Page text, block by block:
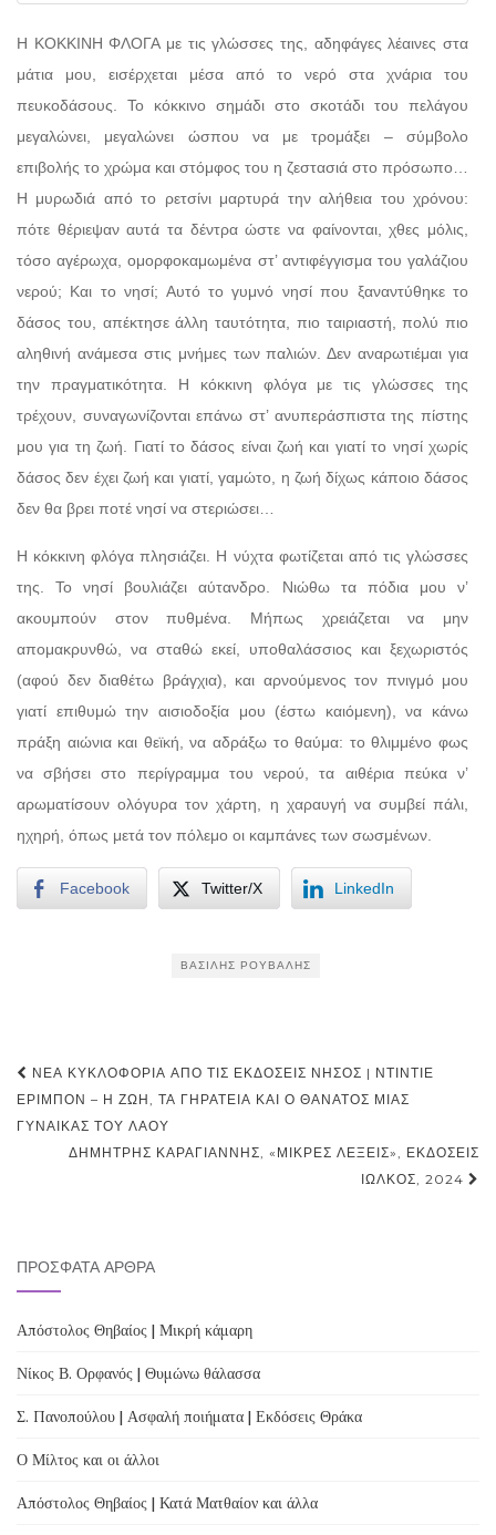
Η ΚΟΚΚΙΝΗ ΦΛΟΓΑ με τις γλώσσες της, αδηφάγες λέαινες στα
μάτια μου, εισέρχεται μέσα από το νερό στα χνάρια του
πευκοδάσους. Το κόκκινο σημάδι στο σκοτάδι του πελάγου
μεγαλώνει, μεγαλώνει ώσπου να με τρομάξει – σύμβολο
επιβολής το χρώμα και στόμφος του η ζεστασιά στο πρόσωπο…
Η μυρωδιά από το ρετσίνι μαρτυρά την αλήθεια του χρόνου:
πότε θέριεψαν αυτά τα δέντρα ώστε να φαίνονται, χθες μόλις,
τόσο αγέρωχα, ομορφοκαμωμένα στ’ αντιφέγγισμα του γαλάζιου
νερού; Και το νησί; Αυτό το γυμνό νησί που ξαναντύθηκε το
δάσος του, απέκτησε άλλη ταυτότητα, πιο ταιριαστή, πολύ πιο
αληθινή ανάμεσα στις μνήμες των παλιών. Δεν αναρωτιέμαι για
την πραγματικότητα. Η κόκκινη φλόγα με τις γλώσσες της
τρέχουν, συναγωνίζονται επάνω στ’ ανυπεράσπιστα της πίστης
μου για τη ζωή. Γιατί το δάσος είναι ζωή και γιατί το νησί χωρίς
δάσος δεν έχει ζωή και γιατί, γαμώτο, η ζωή δίχως κάποιο δάσος
δεν θα βρει ποτέ νησί να στεριώσει…
Η κόκκινη φλόγα πλησιάζει. Η νύχτα φωτίζεται από τις γλώσσες
της. Το νησί βουλιάζει αύτανδρο. Νιώθω τα πόδια μου ν’
ακουμπούν στον πυθμένα. Μήπως χρειάζεται να μην
απομακρυνθώ, να σταθώ εκεί, υποθαλάσσιος και ξεχωριστός
(αφού δεν διαθέτω βράγχια), και αρνούμενος τον πνιγμό μου
γιατί επιθυμώ την αισιοδοξία μου (έστω καιόμενη), να κάνω
πράξη αιώνια και θεϊκή, να αδράξω το θαύμα: το θλιμμένο φως
να σβήσει στο περίγραμμα του νερού, τα αιθέρια πεύκα ν’
αρωματίσουν ολόγυρα τον χάρτη, η χαραυγή να συμβεί πάλι,
ηχηρή, όπως μετά τον πόλεμο οι καμπάνες των σωσμένων.
Facebook Twitter/X LinkedIn
ΒΑΣΊΛΗΣ ΡΟΎΒΑΛΗΣ
Post
navigation
ΝΈΑ ΚΥΚΛΟΦΟΡΊΑ ΑΠΌ ΤΙΣ ΕΚΔΌΣΕΙΣ ΝΉΣΟΣ | ΝΤΙΝΤΙΈ
ΕΡΙΜΠΌΝ – Η ΖΩΉ, ΤΑ ΓΗΡΑΤΕΙΆ ΚΑΙ Ο ΘΆΝΑΤΟΣ ΜΙΑΣ
ΓΥΝΑΊΚΑΣ ΤΟΥ ΛΑΟΎ
ΔΗΜΉΤΡΗΣ ΚΑΡΑΓΙΆΝΝΗΣ, «ΜΙΚΡΈΣ ΛΈΞΕΙΣ», ΕΚΔΌΣΕΙΣ
ΙΩΛΚΌΣ, 2024
ΠΡΌΣΦΑΤΑ ΆΡΘΡΑ
Απόστολος Θηβαίος | Μικρή κάμαρη
Νίκος Β. Ορφανός | Θυμώνω θάλασσα
Σ. Πανοπούλου | Ασφαλή ποιήματα | Εκδόσεις Θράκα
Ο Μίλτος και οι άλλοι
Απόστολος Θηβαίος | Κατά Ματθαίον και άλλα